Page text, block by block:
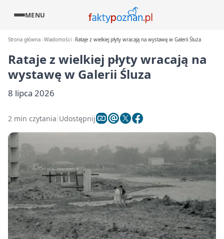
MENU
Strona główna Wiadomości Rataje z wielkiej płyty wracają na wystawę w Galerii Śluza
Rataje z wielkiej płyty wracają na
wystawę w Galerii Śluza
8 lipca 2026
2 min czytania Udostępnij